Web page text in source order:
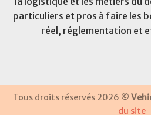
particuliers et pros à faire les
réel, réglementation et
Tous droits réservés 2026 ©
du site